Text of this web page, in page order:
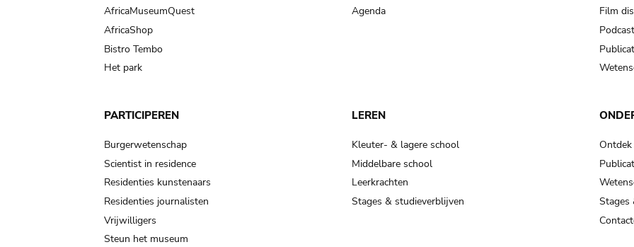
AfricaMuseumQuest
AfricaShop
Bistro Tembo
Het park
Agenda
Film
PARTICIPEREN
Burgerwetenschap
Scientist in residence
Residenties kunstenaars
Residenties journalisten
Vrijwilligers
Steun het museum
LEREN
Kleuter- & lagere school
Middelbare school
Leerkrachten
Stages & studieverblijven
Stages